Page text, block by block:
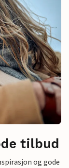
tilbud
og gode